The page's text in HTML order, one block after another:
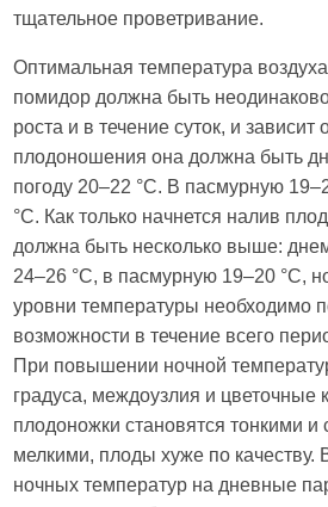
тщательное проветривание.
Оптимальная температура
помидор должна быть
роста и в течение суток, и
плодоношения она должна быть
погоду 20–22 °C. В пасмурную
°C. Как только начнется налив
должна быть несколько выше:
24–26 °C, в пасмурную 19–20 °C,
уровни температуры необходимо
возможности в течение всего
При повышении ночной
градуса, междоузлия и цветочные
плодоножки становятся тонкими и
мелкими, плоды хуже по качеству.
ночных температур на дневные